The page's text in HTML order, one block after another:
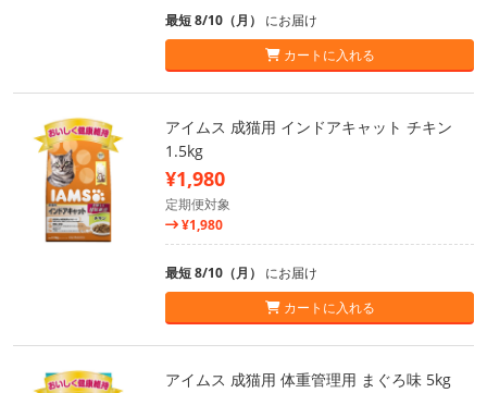
最短 8/10（月） にお届け
カートに入れる
アイムス 成猫用 インドアキャット チキン
1.5kg
¥1,980
定期便対象
¥1,980
最短 8/10（月） にお届け
カートに入れる
アイムス 成猫用 体重管理用 まぐろ味 5kg